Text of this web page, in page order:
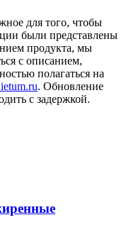
для того, чтобы
были представлены
продукта, мы
с описанием,
полагаться на
. Обновление
с задержкой.